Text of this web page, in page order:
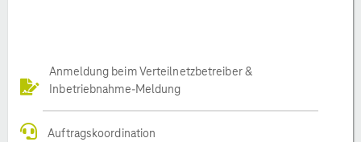
Anmeldung beim Verteilnetzbetreiber &
Inbetriebnahme-Meldung
Auftragskoordination